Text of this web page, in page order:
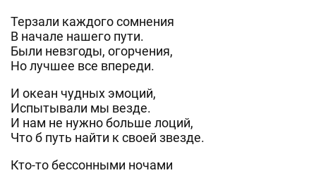
Терзали каждого сомнения
В начале нашего пути.
Были невзгоды, огорчения,
Но лучшее все впереди.
И океан чудных эмоций,
Испытывали мы везде.
И нам не нужно больше лоций,
Что б путь найти к своей звезде.
Кто-то бессонными ночами